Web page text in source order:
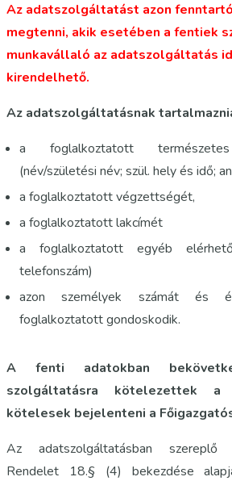
Az adatszolgáltatást azon
megtenni, akik esetében a fentiek
munkavállaló az adatszolgáltatás
kirendelhető.
Az adatszolgáltatásnak
a foglalkoztatott természetes
(név/születési név; szül. hely és idő;
a foglalkoztatott végzettségét,
a foglalkoztatott lakcímét
a foglalkoztatott egyéb
telefonszám)
azon személyek számát és
foglalkoztatott gondoskodik.
A fenti adatokban
szolgáltatásra kötelezettek a
kötelesek bejelenteni a
Az adatszolgáltatásban
Rendelet 18.§ (4) bekezdése